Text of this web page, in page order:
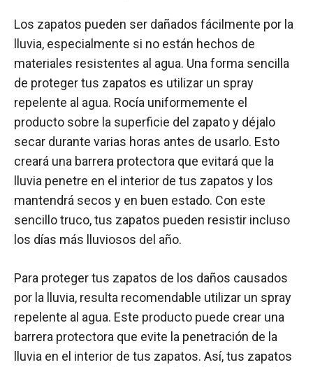
Los zapatos pueden ser dañados fácilmente por la
lluvia, especialmente si no están hechos de
materiales resistentes al agua. Una forma sencilla
de proteger tus zapatos es utilizar un spray
repelente al agua. Rocía uniformemente el
producto sobre la superficie del zapato y déjalo
secar durante varias horas antes de usarlo. Esto
creará una barrera protectora que evitará que la
lluvia penetre en el interior de tus zapatos y los
mantendrá secos y en buen estado. Con este
sencillo truco, tus zapatos pueden resistir incluso
los días más lluviosos del año.
Para proteger tus zapatos de los daños causados
por la lluvia, resulta recomendable utilizar un spray
repelente al agua. Este producto puede crear una
barrera protectora que evite la penetración de la
lluvia en el interior de tus zapatos. Así, tus zapatos